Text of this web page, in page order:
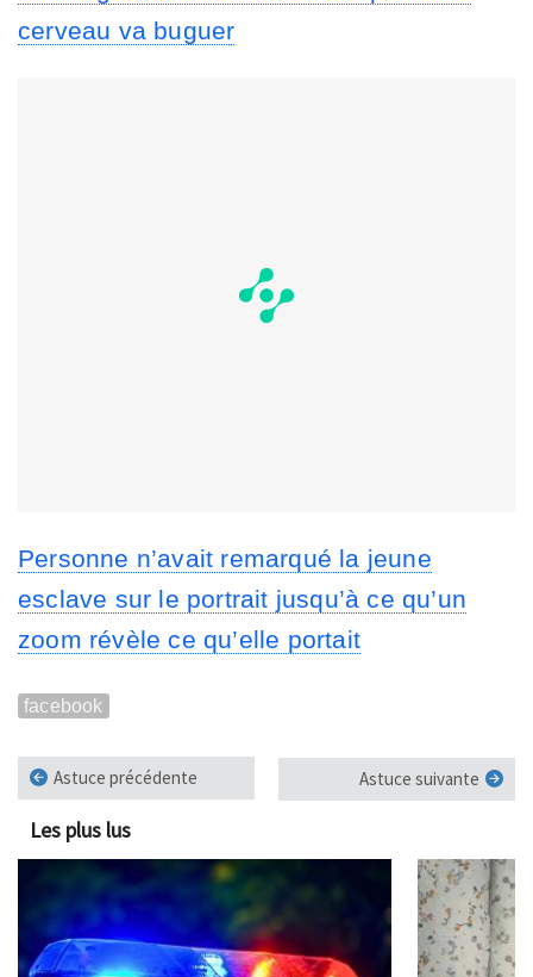
cerveau va buguer
Personne n’avait remarqué la jeune
esclave sur le portrait jusqu’à ce qu’un
zoom révèle ce qu’elle portait
facebook
Astuce précédente Astuce suivante
Les plus lus